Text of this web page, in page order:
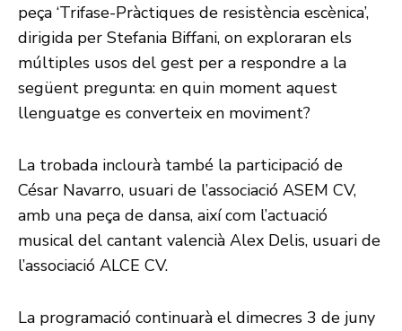
peça ‘Trifase-Pràctiques de resistència escènica’,
dirigida per Stefania Biffani, on exploraran els
múltiples usos del gest per a respondre a la
següent pregunta: en quin moment aquest
llenguatge es converteix en moviment?
La trobada inclourà també la participació de
César Navarro, usuari de l’associació ASEM CV,
amb una peça de dansa, així com l’actuació
musical del cantant valencià Alex Delis, usuari de
l’associació ALCE CV.
La programació continuarà el dimecres 3 de juny